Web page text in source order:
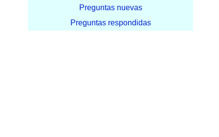
Preguntas nuevas
Preguntas respondidas